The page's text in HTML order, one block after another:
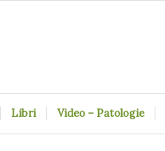
Libri Video – Patologie